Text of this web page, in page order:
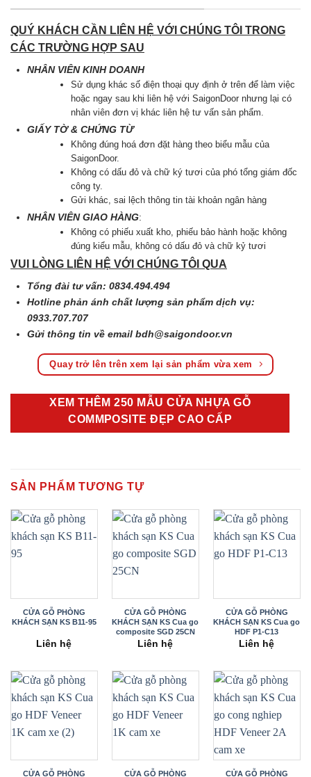
QUÝ KHÁCH CẦN LIÊN HỆ VỚI CHÚNG TÔI TRONG
CÁC TRƯỜNG HỢP SAU
NHÂN VIÊN KINH DOANH
Sử dụng khác số điện thoại quy định ở trên để làm việc
hoặc ngay sau khi liên hệ với SaigonDoor nhưng lại có
nhân viên đơn vị khác liên hệ tư vấn sản phẩm.
GIẤY TỜ & CHỨNG TỪ
Không đúng hoá đơn đặt hàng theo biểu mẫu của
SaigonDoor.
Không có dấu đỏ và chữ ký tươi của phó tổng giám đốc
công ty.
Gửi khác, sai lệch thông tin tài khoản ngân hàng
NHÂN VIÊN GIAO HÀNG:
Không có phiếu xuất kho, phiếu bảo hành hoặc không
đúng kiểu mẫu, không có dấu đỏ và chữ kỷ tươi
VUI LÒNG LIÊN HỆ VỚI CHÚNG TÔI QUA
Tổng đài tư vấn: 0834.494.494
Hotline phản ánh chất lượng sản phẩm dịch vụ:
0933.707.707
Gửi thông tin về emailbdh@saigondoor.vn
Quay trở lên trên xem lại sản phẩm vừa xem
XEM THÊM 250 MẪU CỬA NHỰA GỖ
COMMPOSITE ĐẸP CAO CẤP
SẢN PHẨM TƯƠNG TỰ
CỬA GỖ PHÒNG
KHÁCH SẠN KS B11-95
Liên hệ
CỬA GỖ PHÒNG
KHÁCH SẠN KS Cua go
composite SGD 25CN
Liên hệ
CỬA GỖ PHÒNG
KHÁCH SẠN KS Cua go
HDF P1-C13
Liên hệ
CỬA GỖ PHÒNG
CỬA GỖ PHÒNG
CỬA GỖ PHÒNG